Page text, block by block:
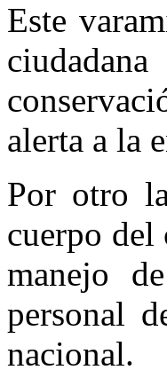
Este
alerta a la
Por otro
cuerpo del
manejo
personal
nacional.